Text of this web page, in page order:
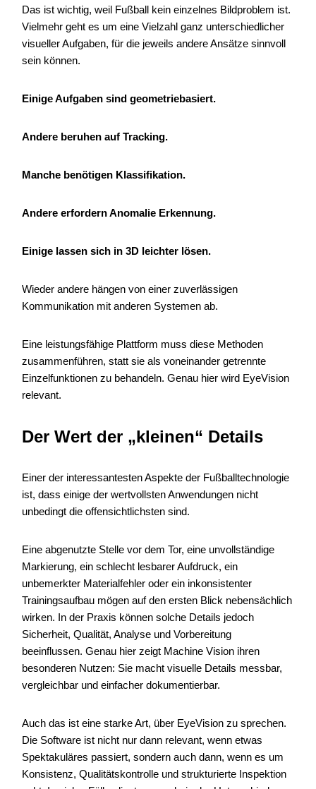
Das ist wichtig, weil Fußball kein einzelnes Bildproblem ist.
Vielmehr geht es um eine Vielzahl ganz unterschiedlicher
visueller Aufgaben, für die jeweils andere Ansätze sinnvoll
sein können.
Einige Aufgaben sind geometriebasiert.
Andere beruhen auf Tracking.
Manche benötigen Klassifikation.
Andere erfordern Anomalie Erkennung.
Einige lassen sich in 3D leichter lösen.
Wieder andere hängen von einer zuverlässigen
Kommunikation mit anderen Systemen ab.
Eine leistungsfähige Plattform muss diese Methoden
zusammenführen, statt sie als voneinander getrennte
Einzelfunktionen zu behandeln. Genau hier wird EyeVision
relevant.
Der Wert der „kleinen“ Details
Einer der interessantesten Aspekte der Fußballtechnologie
ist, dass einige der wertvollsten Anwendungen nicht
unbedingt die offensichtlichsten sind.
Eine abgenutzte Stelle vor dem Tor, eine unvollständige
Markierung, ein schlecht lesbarer Aufdruck, ein
unbemerkter Materialfehler oder ein inkonsistenter
Trainingsaufbau mögen auf den ersten Blick nebensächlich
wirken. In der Praxis können solche Details jedoch
Sicherheit, Qualität, Analyse und Vorbereitung
beeinflussen. Genau hier zeigt Machine Vision ihren
besonderen Nutzen: Sie macht visuelle Details messbar,
vergleichbar und einfacher dokumentierbar.
Auch das ist eine starke Art, über EyeVision zu sprechen.
Die Software ist nicht nur dann relevant, wenn etwas
Spektakuläres passiert, sondern auch dann, wenn es um
Konsistenz, Qualitätskontrolle und strukturierte Inspektion